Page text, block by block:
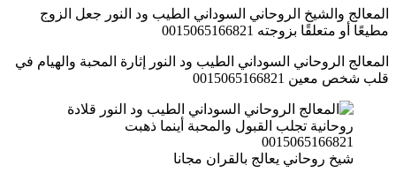
المعالج والشيخ الروحاني السوداني الطيب ود النور جعل الزوج
مطيعًا أو متعلقًا بزوجته 0015065166821
المعالج الروحاني السوداني الطيب ود النور إثارة المحبة والهيام في
قلب شخص معين 0015065166821
شيخ روحاني يعالج بالقران مجانا